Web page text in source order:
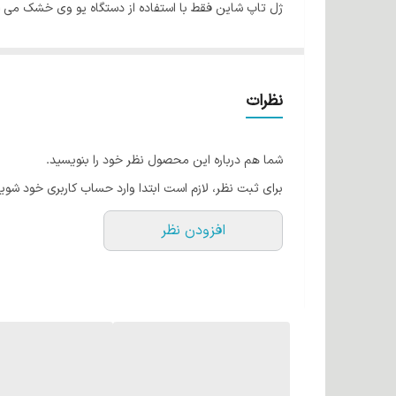
ژل تاپ شاین فقط با استفاده از دستگاه یو وی خشک
پوشش دهی قوی
جلوگیری از ایجاد زردی
نظرات
شما هم درباره این محصول نظر خود را بنویسید.
برای ثبت نظر، لازم است ابتدا وارد حساب کاربری خود
افزودن نظر